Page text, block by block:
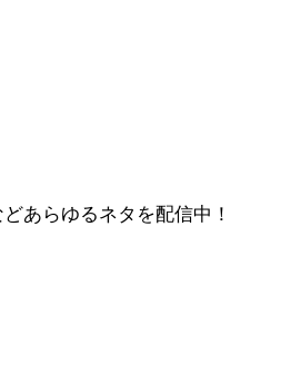
あらゆるネタを配信中！